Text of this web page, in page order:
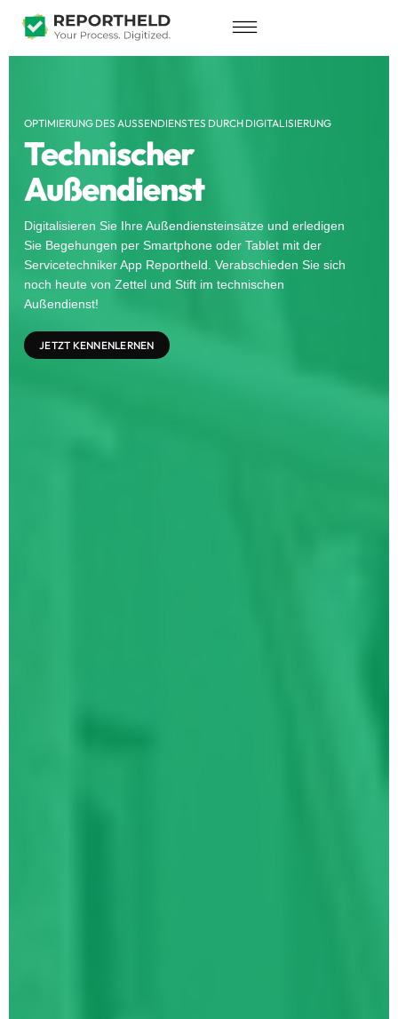
OPTIMIERUNG DES AUSSENDIENSTES DURCH DIGITALISIERUNG
Technischer
Außendienst
Digitalisieren Sie Ihre Außendiensteinsätze und erledigen
Sie Begehungen per Smartphone oder Tablet mit der
Servicetechniker App Reportheld. Verabschieden Sie sich
noch heute von Zettel und Stift im technischen
Außendienst!
JETZT KENNENLERNEN